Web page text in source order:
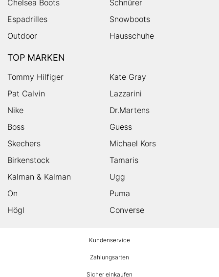
Chelsea Boots
Schnürer
Espadrilles
Snowboots
Outdoor
Hausschuhe
TOP MARKEN
Tommy Hilfiger
Kate Gray
Pat Calvin
Lazzarini
Nike
Dr.Martens
Boss
Guess
Skechers
Michael Kors
Birkenstock
Tamaris
Kalman & Kalman
Ugg
On
Puma
Högl
Converse
Kundenservice
Zahlungsarten
Sicher einkaufen